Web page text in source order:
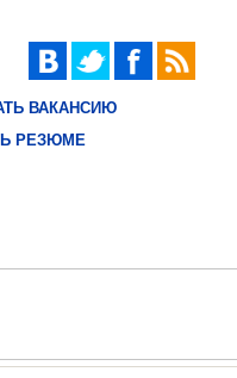
ВАКАНСИЮ
РЕЗЮМЕ